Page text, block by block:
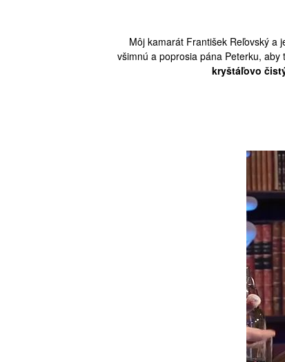
Môj kamarát František Reľovský a
všimnú a poprosia pána Peterku,
kryštáľovo